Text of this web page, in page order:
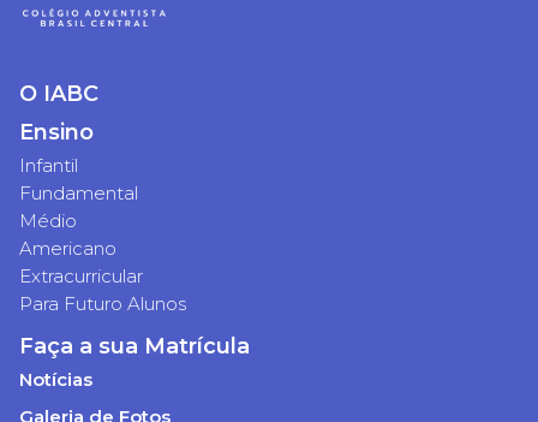
O IABC
Ensino
Infantil
Fundamental
Médio
Americano
Extracurricular
Para Futuro Alunos
Faça a sua Matrícula
Notícias
Galeria de Fotos